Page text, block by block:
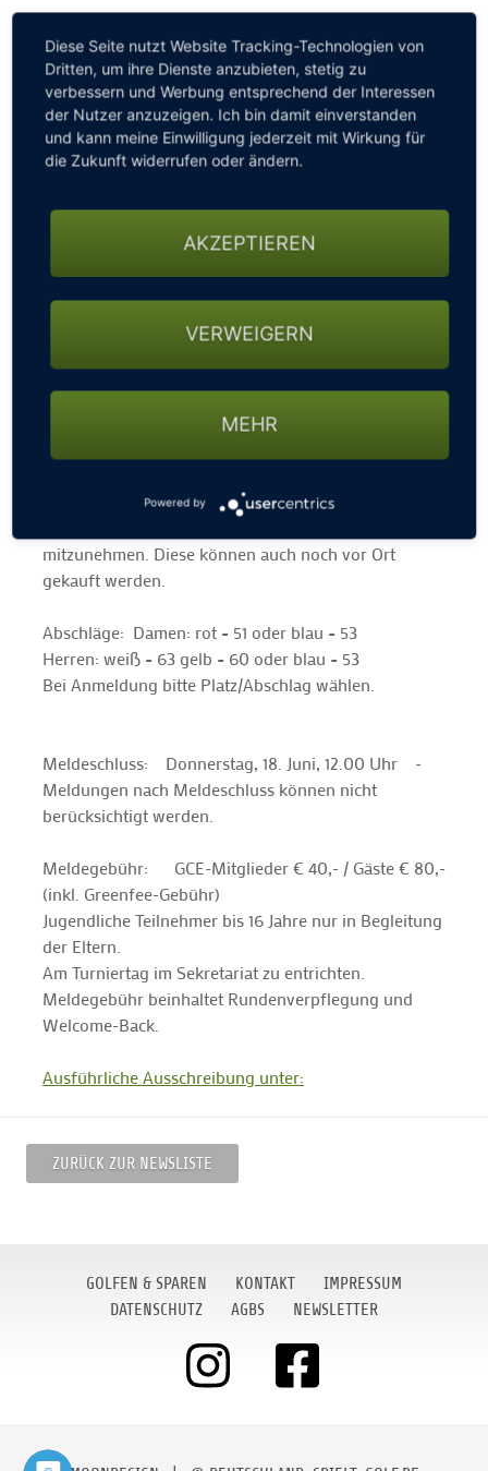
Golfregeln (einschl. Ausrüstungsregeln und
Amateurstatut), sowie den allgemeinen
Turnierbedingungen und den Platzregeln des GC
Ebersberg, die im Sekretariat eingesehen werden
können. Die Turnierbedingungen sind Bestandteil der
Datum: Samstag, 20. Juni 2026
Turnierform: Vierer-Bestball nach Stableford über
18-Loch.
Besonderheit: Da das Turnier in der Dunkelheit
mitzunehmen. Diese können auch noch vor Ort
gekauft werden.
Abschläge: Damen: rot = 51 oder blau = 53
Herren: weiß = 63 gelb = 60 oder blau = 53
Bei Anmeldung bitte Platz/Abschlag wählen.
Meldeschluss: Donnerstag, 18. Juni, 12.00 Uhr -
Meldungen nach Meldeschluss können nicht
berücksichtigt werden.
Meldegebühr: GCE-Mitglieder € 40,- / Gäste € 80,-
(inkl. Greenfee-Gebühr)
Jugendliche Teilnehmer bis 16 Jahre nur in Begleitung
der Eltern.
Am Turniertag im Sekretariat zu entrichten.
Meldegebühr beinhaltet Rundenverpflegung und
Welcome-Back.
Ausführliche Ausschreibung unter:
ZURÜCK ZUR NEWSLISTE
GOLFEN & SPAREN KONTAKT
IMPRESSUM
DATENSCHUTZ
AGBS NEWSLETTER
Diese Seite nutzt Website Tracking-Technologien von
Dritten, um ihre Dienste anzubieten, stetig zu
verbessern und Werbung entsprechend der Interessen
der Nutzer anzuzeigen. Ich bin damit einverstanden
und kann meine Einwilligung jederzeit mit Wirkung für
die Zukunft widerrufen oder ändern.
AKZEPTIEREN
VERWEIGERN
MEHR
Powered by